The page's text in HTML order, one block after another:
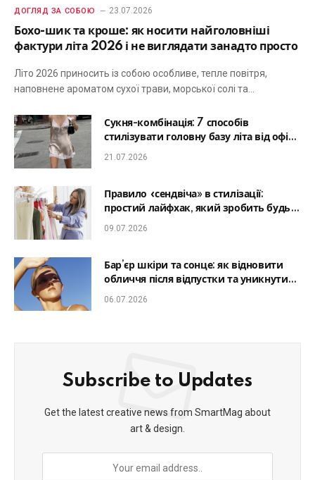
ДОГЛЯД ЗА СОБОЮ 23.07.2026
Бохо-шик та кроше: як носити найголовніші
фактури літа 2026 і не виглядати занадто просто
Літо 2026 приносить із собою особливе, тепле повітря,
наповнене ароматом сухої трави, морської солі та…
Сукня-комбінація: 7 способів
стилізувати головну базу літа від офісу
до романтичної вечері
21.07.2026
Правило «сендвіча» в стилізації:
простий лайфхак, який зробить будь-
який образ гармонійним
09.07.2026
Бар’єр шкіри та сонце: як відновити
обличчя після відпустки та уникнути
фотостаріння
06.07.2026
Subscribe to Updates
Get the latest creative news from SmartMag about
art & design.